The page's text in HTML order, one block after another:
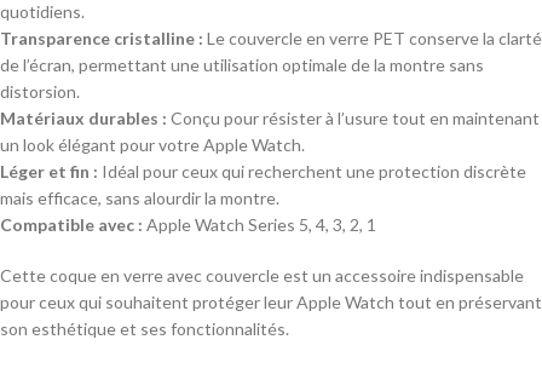
quotidiens.
Transparence cristalline : Le couvercle en verre PET conserve la clarté
de l’écran, permettant une utilisation optimale de la montre sans
distorsion.
Matériaux durables : Conçu pour résister à l’usure tout en maintenant
un look élégant pour votre Apple Watch.
Léger et fin : Idéal pour ceux qui recherchent une protection discrète
mais efficace, sans alourdir la montre.
Compatible avec : Apple Watch Series 5, 4, 3, 2, 1
Cette coque en verre avec couvercle est un accessoire indispensable
pour ceux qui souhaitent protéger leur Apple Watch tout en préservant
son esthétique et ses fonctionnalités.